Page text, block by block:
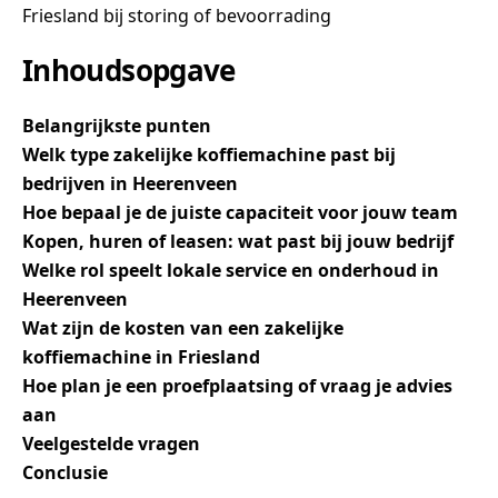
Friesland bij storing of bevoorrading
Inhoudsopgave
Belangrijkste punten
Welk type zakelijke koffiemachine past bij
bedrijven in Heerenveen
Hoe bepaal je de juiste capaciteit voor jouw team
Kopen, huren of leasen: wat past bij jouw bedrijf
Welke rol speelt lokale service en onderhoud in
Heerenveen
Wat zijn de kosten van een zakelijke
koffiemachine in Friesland
Hoe plan je een proefplaatsing of vraag je advies
aan
Veelgestelde vragen
Conclusie